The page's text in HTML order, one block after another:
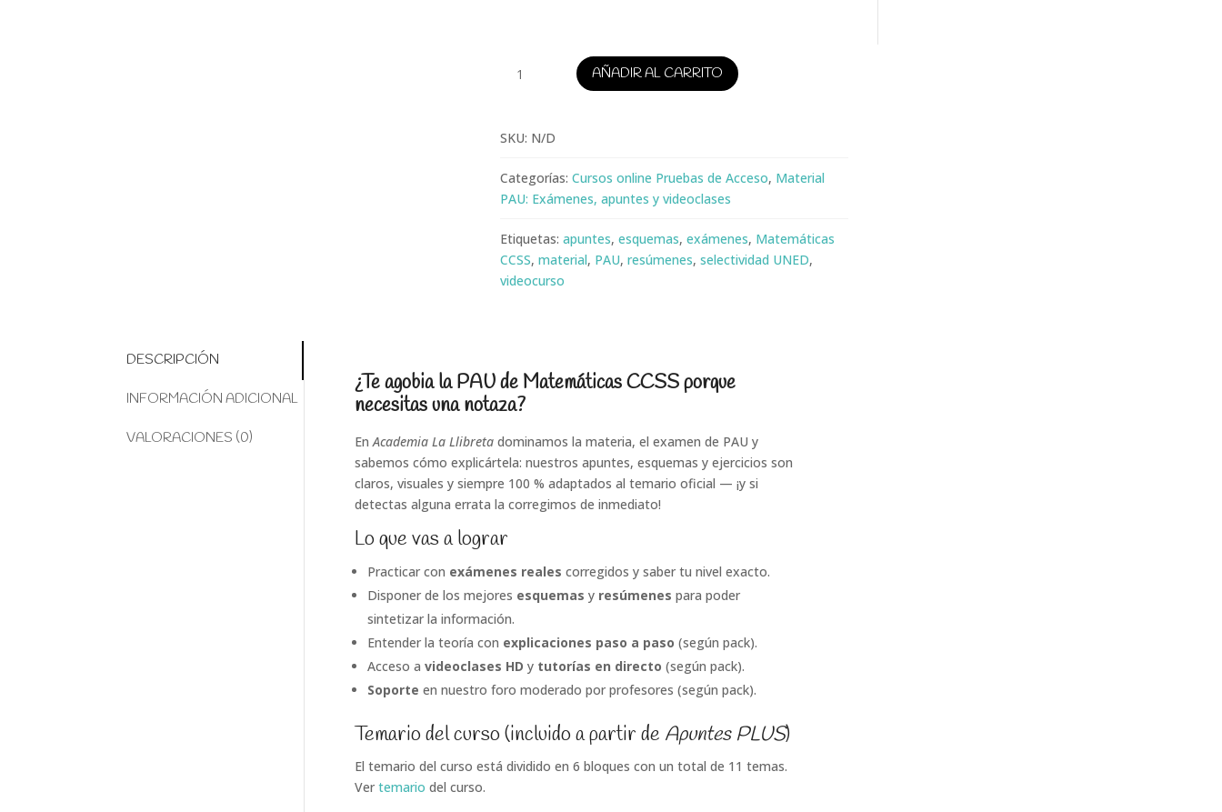
Matemáticas
CCSS
AÑADIR AL CARRITO
SKU: N/D
Categorías: Cursos online Pruebas de Acceso, Material
PAU: Exámenes, apuntes y videoclases
Etiquetas: apuntes, esquemas, exámenes, Matemáticas
CCSS, material, PAU, resúmenes, selectividad UNED,
videocurso
DESCRIPCIÓN
INFORMACIÓN ADICIONAL
VALORACIONES (0)
¿Te agobia la PAU de Matemáticas CCSS porque
necesitas una notaza?
EnAcademia La Llibretadominamos la materia, el examen de PAU y
sabemos cómo explicártela: nuestros apuntes, esquemas y ejercicios son
claros, visuales y siempre 100 % adaptados al temario oficial — ¡y si
detectas alguna errata la corregimos de inmediato!
Lo que vas a lograr
Practicar con exámenes reales corregidos y saber tu nivel exacto.
Disponer de los mejores esquemas y resúmenes para poder
sintetizar la información.
Entender la teoría con explicaciones paso a paso (según pack).
Acceso a videoclases HD y tutorías en directo (según pack).
Soporte en nuestro foro moderado por profesores (según pack).
Temario del curso(incluido a partir de Apuntes PLUS)
El temario del curso está dividido en 6 bloques con un total de 11 temas.
Ver temario del curso.